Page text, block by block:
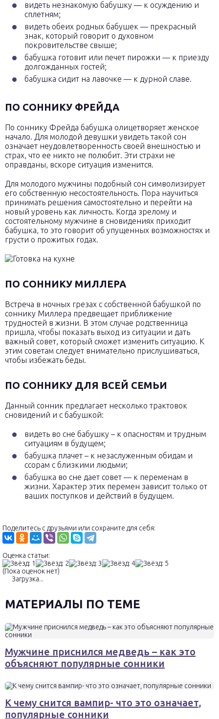
видеть незнакомую бабушку — к осуждению и
сплетням;
видеть обеих родных бабушек — прекрасный
знак, который говорит о духовном
покровительстве свыше;
бабушка готовит или печет пирожки — к приезду
долгожданных гостей;
бабушка сидит на лавочке — к дурной славе.
ПО СОННИКУ ФРЕЙДА
По соннику Фрейда бабушка олицетворяет женское
начало. Для молодой девушки увидеть такой сон
означает неудовлетворенность своей внешностью и
страх, что ее никто не полюбит. Эти страхи не
оправданы, вскоре ситуация изменится.
Для молодого мужчины подобный сон символизирует
его собственную несостоятельность. Пора научиться
принимать решения самостоятельно и перейти на
новый уровень как личность. Когда зрелому и
состоятельному мужчине в сновидениях приходит
бабушка, то это говорит об упущенных возможностях и
грусти о прожитых годах.
ПО СОННИКУ МИЛЛЕРА
Встреча в ночных грезах с собственной бабушкой по
соннику Миллера предвещает приближение
трудностей в жизни. В этом случае родственница
пришла, чтобы показать выход из ситуации и дать
важный совет, который сможет изменить ситуацию. К
этим советам следует внимательно прислушиваться,
чтобы избежать беды.
ПО СОННИКУ ДЛЯ ВСЕЙ СЕМЬИ
Данный сонник предлагает несколько трактовок
сновидений и с бабушкой:
видеть во сне бабушку – к опасностям и трудным
ситуациям в будущем;
бабушка плачет – к незаслуженным обидам и
ссорам с близкими людьми;
бабушка во сне дает совет — к переменам в
жизни. Характер этих перемен зависит только от
ваших поступков и действий в будущем.
Поделитесь с друзьями или сохраните для себя:
Оценка статьи:
(Пока оценок нет)
Загрузка...
МАТЕРИАЛЫ ПО ТЕМЕ
Мужчине приснился медведь – как это
объясняют популярные сонники
К чему снится вампир- что это означает,
популярные сонники